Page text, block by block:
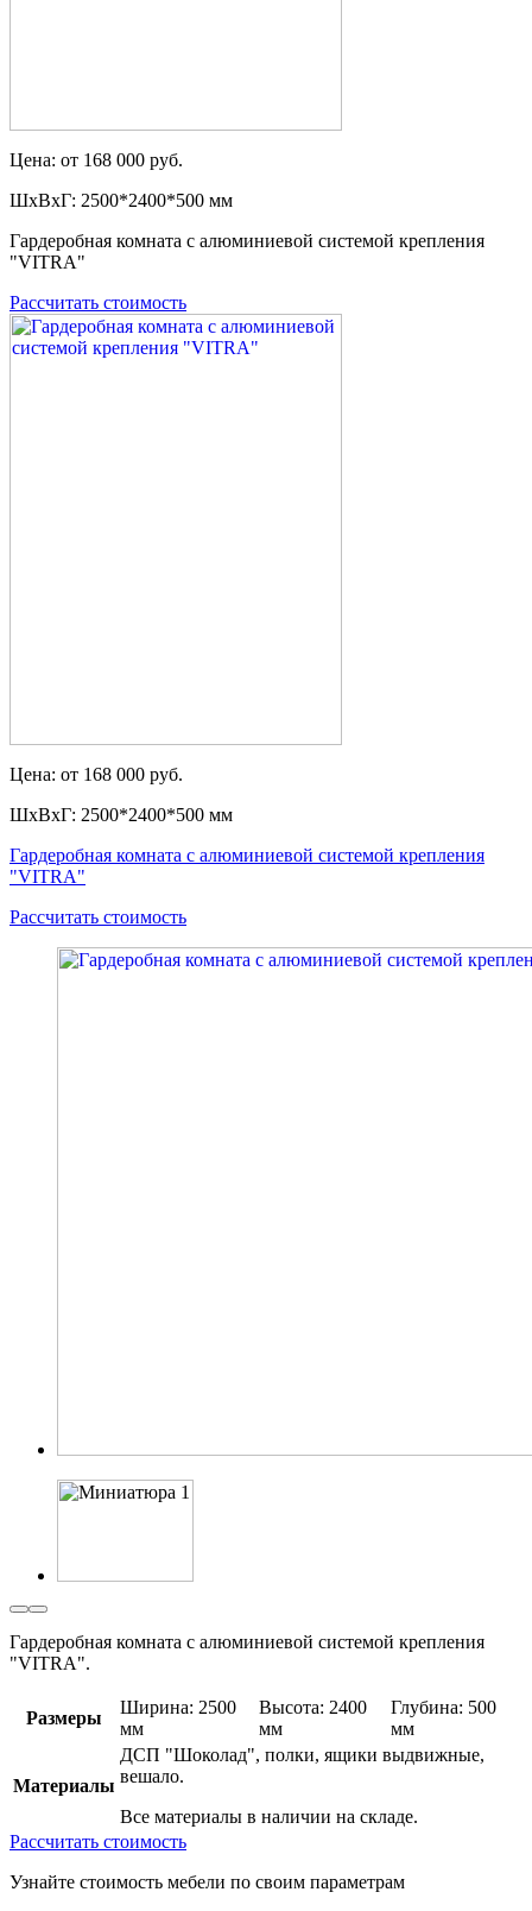
Цена: от 168 000 руб.
ШxВxГ: 2500*2400*500 мм
Гардеробная комната с алюминиевой системой крепления
"VITRA"
Рассчитать стоимость
Цена: от 168 000 руб.
ШxВxГ: 2500*2400*500 мм
Гардеробная комната с алюминиевой системой крепления
"VITRA"
Рассчитать стоимость
Гардеробная комната с алюминиевой системой крепления
"VITRA".
Размеры
Ширина: 2500
мм
Высота: 2400
мм
Глубина: 500
мм
Материалы
ДСП "Шоколад", полки, ящики выдвижные,
вешало.
Все материалы в наличии на складе.
Рассчитать стоимость
Узнайте стоимость мебели по своим параметрам